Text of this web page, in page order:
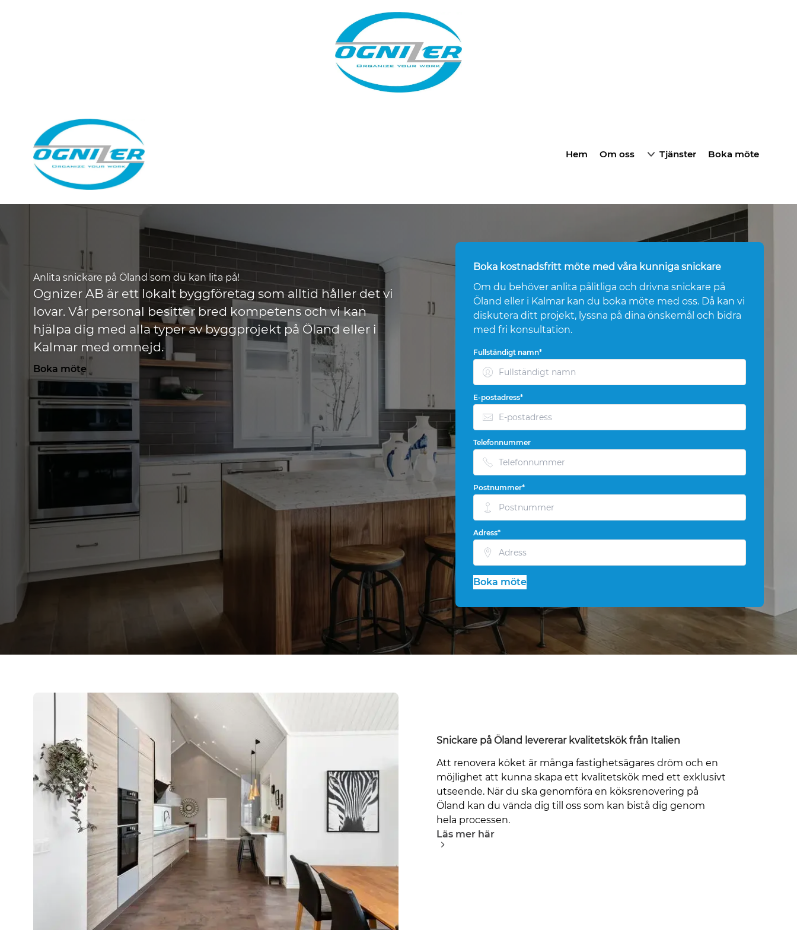
Hem Om oss Tjänster Boka möte
Anlita snickare på Öland som du kan lita på!
Ognizer AB är ett lokalt byggföretag som alltid håller det vi
lovar. Vår personal besitter bred kompetens och vi kan
hjälpa dig med alla typer av byggprojekt på Öland eller i
Kalmar med omnejd.
Boka möte
Boka kostnadsfritt möte med våra kunniga snickare
Om du behöver anlita pålitliga och drivna snickare på
Öland eller i Kalmar kan du boka möte med oss. Då kan vi
diskutera ditt projekt, lyssna på dina önskemål och bidra
med fri konsultation.
Fullständigt namn*
E-postadress*
Telefonnummer
Postnummer*
Adress*
Boka möte
Snickare på Öland levererar kvalitetskök från Italien
Att renovera köket är många fastighetsägares dröm och en
möjlighet att kunna skapa ett kvalitetskök med ett exklusivt
utseende. När du ska genomföra en köksrenovering på
Öland kan du vända dig till oss som kan bistå dig genom
hela processen.
Läs mer här